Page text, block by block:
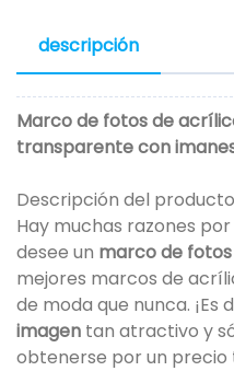
descripción
Marco de fotos de
transparente con
Descripción del
Hay muchas razones
desee un marco de fotos
mejores marcos de
de moda que nunca. ¡Es
imagen tan atractivo y
obtenerse por un precio